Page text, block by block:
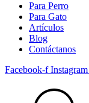
Para Perro
Para Gato
Artículos
Blog
Contáctanos
Facebook-f Instagram